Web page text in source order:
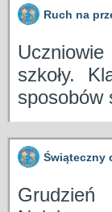
Ruch na
szkoły.
Świąteczny